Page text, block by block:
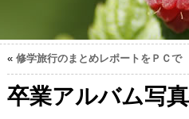
« 修学旅行のまとめレポートをＰＣで
卒業アルバム写